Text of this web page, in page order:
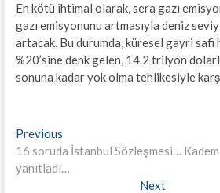
En kötü ihtimal olarak, sera gazı
gazı emisyonunu artmasıyla deniz
artacak. Bu durumda, küresel gayri safi
%20’sine denk gelen, 14.2 trilyon
sonuna kadar yok olma tehlikesiyle
Yazı
gezinmesi
PreviousPrevious
post:
16 soruda İstanbul Sözleşmesi…
yanıtladı…
NextNext